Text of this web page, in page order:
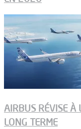
AIRBUS RÉVISE À
LONG TERME